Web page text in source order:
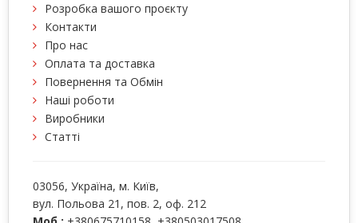
Розробка вашого проєкту
Контакти
Про нас
Оплата та доставка
Повернення та Обмін
Наші роботи
Виробники
Статті
03056, Україна, м. Київ,
вул. Польова 21, пов. 2, оф. 212